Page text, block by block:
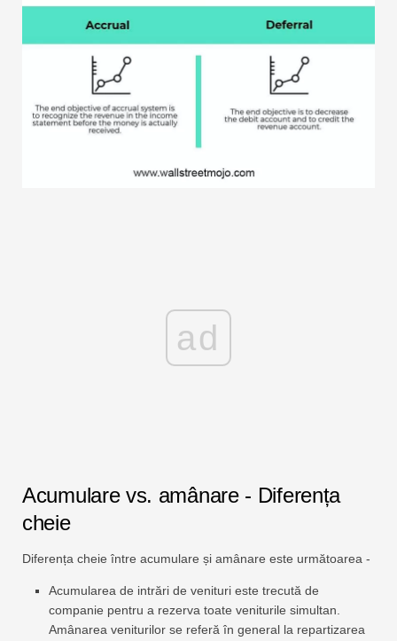
ad
Acumulare vs. amânare - Diferența
cheie
Diferența cheie între acumulare și amânare este următoarea -
Acumularea de intrări de venituri este trecută de
companie pentru a rezerva toate veniturile simultan.
Amânarea veniturilor se referă în general la repartizarea